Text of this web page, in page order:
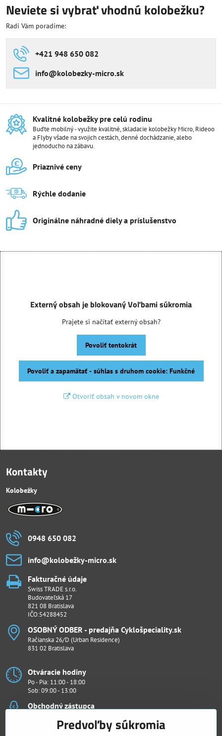
Neviete si vybrať vhodnú kolobežku?
Radi Vám poradíme:
+421 948 650 082
info​@kolobezky-micro​.sk
Kvalitné kolobežky pre celú rodinu
Buďte mobilný - využite kvalitné, skladacie kolobežky Micro, Rideoo
a Flyby všade na svojich cestách, denné dochádzanie, alebo
jednoducho na zábavu.
Priaznivé ceny
Rýchle dodanie
Originálne náhradné diely a príslušenstvo
Externý obsah je blokovaný Voľbami súkromia
Prajete si načítať externý obsah?
Povoliť tentokrát
Povoliť a zapamätať - súhlas s druhom cookie: Funkčné
Otvoriť obsah v novom okne
Kontakty
Kolobežky
0948 650 082
info​@kolobežky-micro​.sk
Fakturačné údaje
Swiss TRADE s.r.o.
Budovateľská 17
821 08 Bratislava
IČO:54288452
OSOBNÝ ODBER - predajňa Cyklošpeciality​.sk
Račianska 26/D (Urban Residence)
831 02 Bratislava
Otváracie hodiny
Po - Pia: 11:00 - 18:00
Sob: 09:00 - 13:00
Obchodný zástupca
Predvoľby súkromia